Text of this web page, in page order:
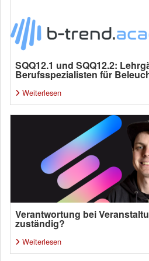
SQQ12.1 und SQQ12.2:
Berufsspezialisten für
Weiterlesen
Verantwortung bei
zuständig?
Weiterlesen